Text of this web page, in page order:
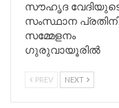
സൗഹൃദ
സംസ്ഥാന
സമ്മേളനം
ഗുരുവായൂരിൽ
PREV NEXT